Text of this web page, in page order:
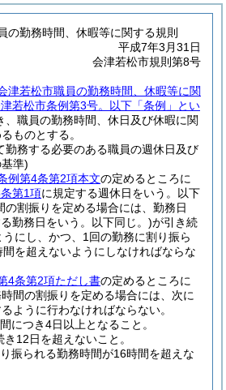
の勤務時間、休暇等に関する規則
平成7年3月31日
会津若松市規則第8号
津若松市職員の勤務時間、休暇等に関
若松市条例第3号。以下「条例」とい
、職員の勤務時間、休日及び休暇に関
ものとする。
勤務する必要のある職員の週休日及び
準)
例第4条第2項本文の定めるところに
第1項に規定する週休日をいう。以下
の割振りを定める場合には、勤務日
勤務日をいう。以下同じ。)が引き続
にし、かつ、1回の勤務に割り振ら
を超えないようにしなければならな
4条第2項ただし書の定めるところに
間の割振りを定める場合には、次に
ように行わなければならない。
につき4日以上となること。
12日を超えないこと。
振られる勤務時間が16時間を超えな